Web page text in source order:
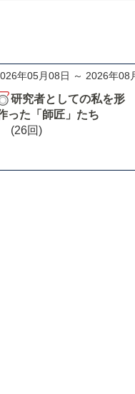
年05月08日 ～ 2026年08
研究者としての私を形
った「師匠」たち
(26回)